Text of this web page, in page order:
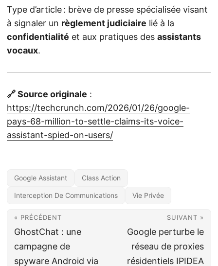
Type d’article : brève de presse spécialisée visant
à signaler un règlement judiciaire lié à la
confidentialité et aux pratiques des assistants
vocaux.
🔗 Source originale :
https://techcrunch.com/2026/01/26/google-
pays-68-million-to-settle-claims-its-voice-
assistant-spied-on-users/
Google Assistant Class Action
Interception De Communications Vie Privée
« PRÉCÉDENT
GhostChat : une
campagne de
spyware Android via
SUIVANT »
Google perturbe le
réseau de proxies
résidentiels IPIDEA